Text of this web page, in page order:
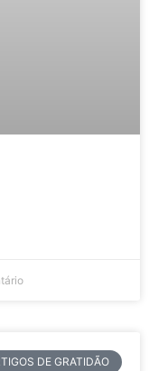
DE GRATIDÃO